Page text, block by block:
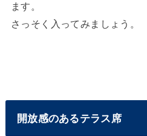
ます。
さっそく入ってみましょう。
開放感のあるテラス席